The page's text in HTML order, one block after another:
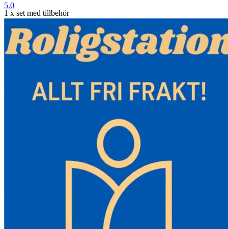
1 x set med tillbehör
Funktioner och detaljer:
-Multifunktionellt kit: Som ett multifunktionellt kit som lämpar sig
för ett brett utbud av träbearbetning, kan detta fräsverktyg användas
- PRECISIONSINSTÄLLNINGAR: Med ett smidigt
djupjusteringssystem möjliggör träfräsen mer exakta inställningar.
Dessutom är kopparmotorer ganska hållbara.
-Ergonomiska detaljer: Denna träbearbetningsfräs har en
mjukstartsfunktion för att undvika överströmstripp och maskinhopp.
Snabbkopplings- och låssystem underlättar djupjustering och
demontering/installation av basen. Dessutom ökar den ergonomiskt
utformade kroppen på denna trätrimmer arbetskomforten. Och
dammborttagning håller arbetsplatsen ren.
-Tåligt material: Aluminiumlegeringshöljet ger detta routerkit en
robust och hållbar kropp för långvarig användning. Dessutom
säkerställer värmeavledningsdesignen att maskinen inte lätt
5.0